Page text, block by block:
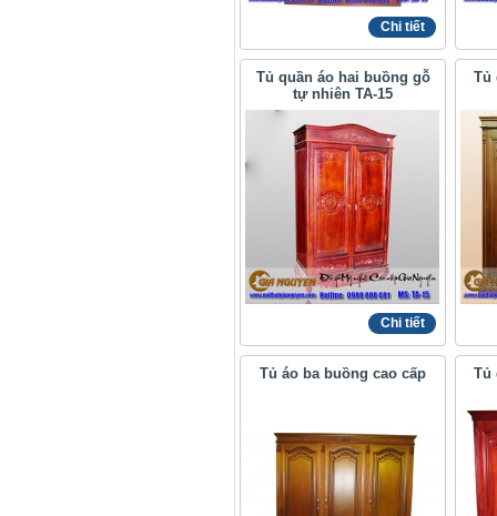
Chi tiết
Tủ quần áo hai buồng gỗ
tự nhiên TA-15
Chi tiết
Tủ
Tủ áo ba buồng cao cấp Tủ